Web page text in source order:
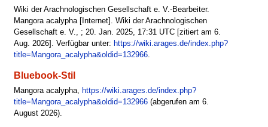
Wiki der Arachnologischen Gesellschaft e. V.-Bearbeiter.
Mangora acalypha [Internet]. Wiki der Arachnologischen
Gesellschaft e. V., ; 20. Jan. 2025, 17:31 UTC [zitiert am 6.
Aug. 2026]. Verfügbar unter: https://wiki.arages.de/index.php?
title=Mangora_acalypha&oldid=132966.
Bluebook-Stil
Mangora acalypha, https://wiki.arages.de/index.php?
title=Mangora_acalypha&oldid=132966(abgerufen am 6.
August 2026).